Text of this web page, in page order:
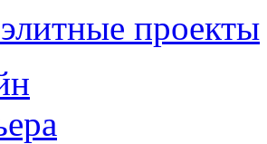
элитные проекты